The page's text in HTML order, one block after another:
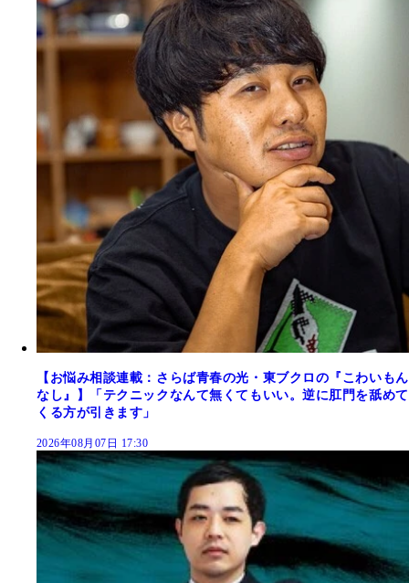
【お悩み相談連載：さらば青春の光・東ブクロの『こわいもん
なし』】「テクニックなんて無くてもいい。逆に肛門を舐めて
くる方が引きます」
2026年08月07日 17:30